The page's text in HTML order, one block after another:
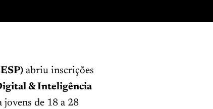
abriu inscrições
& Inteligência
jovens de 18 a 28